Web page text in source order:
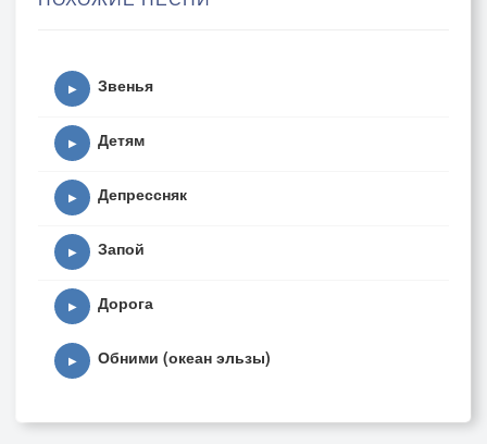
▶ Звенья
▶ Детям
▶ Депрессняк
▶ Запой
▶ Дорога
▶ Обними (океан эльзы)